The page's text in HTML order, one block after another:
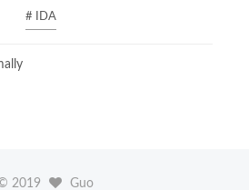
# IDA
2019 Guo